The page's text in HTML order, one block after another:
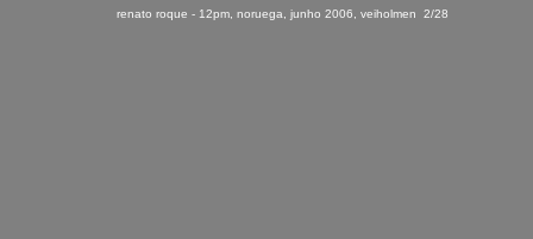
renato roque - 12pm, noruega junho 2006 , veiholmen 2/28